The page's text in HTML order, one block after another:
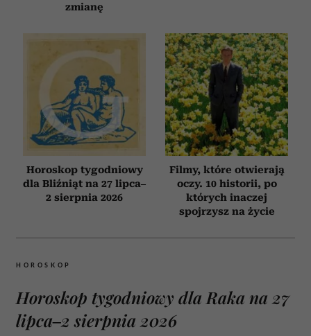
zmianę
Horoskop tygodniowy
dla Bliźniąt na 27 lipca–
2 sierpnia 2026
Filmy, które otwierają
oczy. 10 historii, po
których inaczej
spojrzysz na życie
HOROSKOP
Horoskop tygodniowy dla Raka na 27
lipca–2 sierpnia 2026